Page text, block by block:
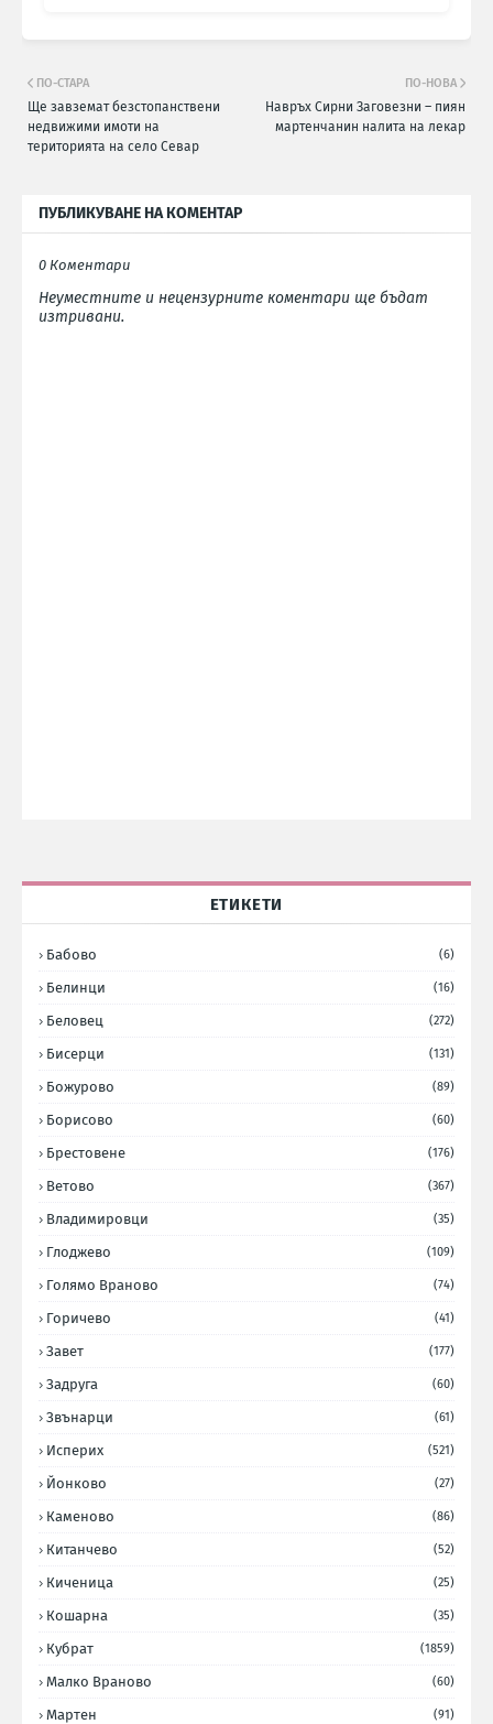
ПО-НОВА
Навръх Сирни Заговезни – пиян
мартенчанин налита на лекар
ПО-СТАРА
Ще завземат безстопанствени
недвижими имоти на
територията на село Севар
ПУБЛИКУВАНЕ НА КОМЕНТАР
0 Коментари
Неуместните и нецензурните коментари ще бъдат
изтривани.
ЕТИКЕТИ
Бабово (6)
Белинци (16)
Беловец (272)
Бисерци (131)
Божурово (89)
Борисово (60)
Брестовене (176)
Ветово (367)
Владимировци (35)
Глоджево (109)
Голямо Враново (74)
Горичево (41)
Завет (177)
Задруга (60)
Звънарци (61)
Исперих (521)
Йонково (27)
Каменово (86)
Китанчево (52)
Киченица (25)
Кошарна (35)
Кубрат (1859)
Малко Враново (60)
Мартен (91)